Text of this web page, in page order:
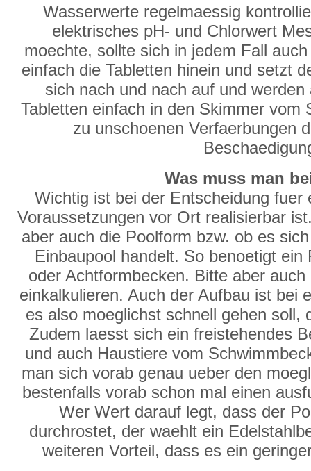
Wasserwerte regelmaessig
elektrisches pH- und Chlorwert
moechte, sollte sich in jedem Fall
einfach die Tabletten hinein und setzt
sich nach und nach auf und
Tabletten einfach in den Skimmer vom
zu unschoenen Verfaerbungen
Was muss man
Wichtig ist bei der Entscheidung
Voraussetzungen vor Ort realisierbar
aber auch die Poolform bzw. ob es
Einbaupool handelt. So benoetigt
oder Achtformbecken. Bitte aber
einkalkulieren. Auch der Aufbau ist bei
es also moeglichst schnell gehen soll,
Zudem laesst sich ein freistehendes
und auch Haustiere vom
man sich vorab genau ueber den
bestenfalls vorab schon mal einen
Wer Wert darauf legt, dass der
durchrostet, der waehlt ein
weiteren Vorteil, dass es ein